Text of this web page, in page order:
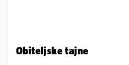
Obiteljske tajne